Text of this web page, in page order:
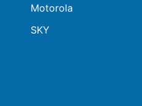
Motorola
SKY